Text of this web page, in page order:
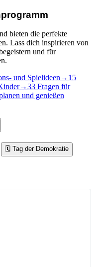
bieten die perfekte
Lass dich inspirieren von
und für
und Spielideen→ 15
→33 Fragen für
und genießen
🗓️ Tag der Demokratie